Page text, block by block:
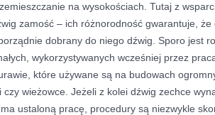
na wysokościach. Tutaj z
zamość – ich różnorodność gwarantuje,
dobrany do niego dźwig. Sporo jest
wykorzystywanych wcześniej przez
które używane są na budowach
czy wieżowce. Jeżeli z kolei dźwig zechce
ustaloną pracę, procedury są niezwykle